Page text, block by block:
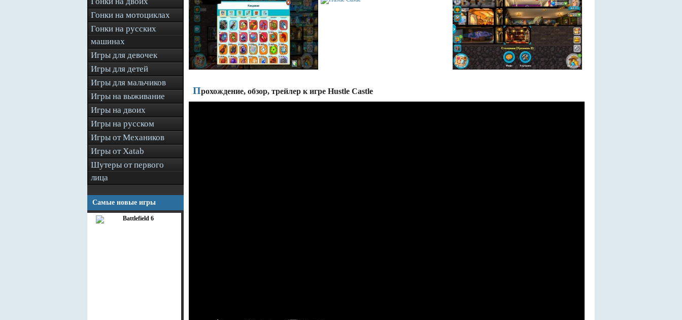
Гонки на мотоциклах
Гонки на русских
машинах
Игры для девочек
Игры для детей
Игры для мальчиков
Игры на выживание
Игры на двоих
Игры на русском
Игры от Механиков
Игры от Xatab
Шутеры от первого
лица
Самые новые игры
Прохождение, обзор, трейлер к игре Hustle Castle